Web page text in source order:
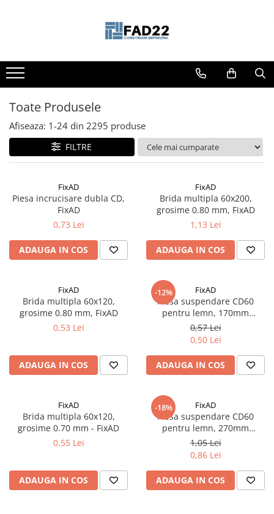
Materiale de constructii
Termoizolatii
Vata minerala
Accesorii termosistem
Lemn pentru constructii
Dusumea
Accesorii pentru cofraje
Materiale prafoase
Gleturi
Ipsos
Sape de egalizare, sape
autonivelante si pardoseli
Caramizi
Scule electrice, unelte si accesorii
Acumulatori
Masini de gaurit si insurubat
Toate Produsele
Afiseaza: 1-24 din 2295 produse
FILTRE
FixAD
Piesa incrucisare dubla CD,
FixAD
0,73 Lei
ADAUGA IN COS
FixAD
Brida multipla 60x200,
grosime 0.80 mm, FixAD
1,13 Lei
ADAUGA IN COS
FixAD
Brida multipla 60x120,
grosime 0.80 mm, FixAD
0,53 Lei
ADAUGA IN COS
-12% FixAD
Piesa suspendare CD60
pentru lemn, 170mm
lungime, FixAD
0,57 Lei
0,50 Lei
ADAUGA IN COS
FixAD
Brida multipla 60x120,
grosime 0.70 mm - FixAD
0,55 Lei
ADAUGA IN COS
-18% FixAD
Piesa suspendare CD60
pentru lemn, 270mm
lungime, FixAD
1,05 Lei
0,86 Lei
ADAUGA IN COS